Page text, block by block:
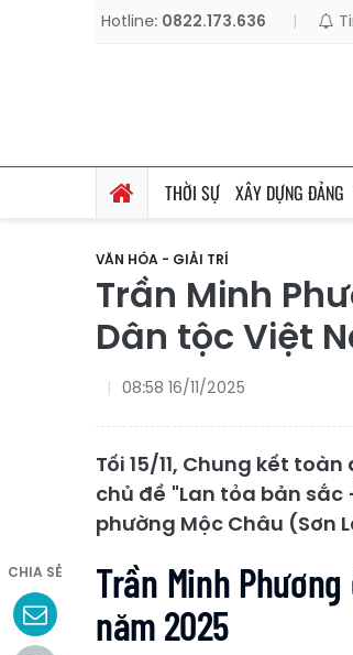
Hotline: 0822.173.636 |
THỜI SỰ XÂY DỰNG ĐẢNG
VĂN HÓA - GIẢI TRÍ
Trần Minh
Dân tộc Việt
08:58 16/11/2025
Tối 15/11, Chung kết
chủ đề "Lan tỏa bản
phường Mộc Châu (Sơn
CHIA SẺ
Trần Minh
năm 2025